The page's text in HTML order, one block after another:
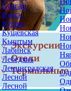
Курган
Курск
Кушва
Кущевская
Кыштым
Лабинск
Лебедянь
Ленинградская
Лесной
Лесной